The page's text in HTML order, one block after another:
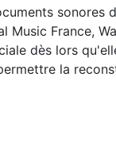
sonores
Music France,
dès lors
la